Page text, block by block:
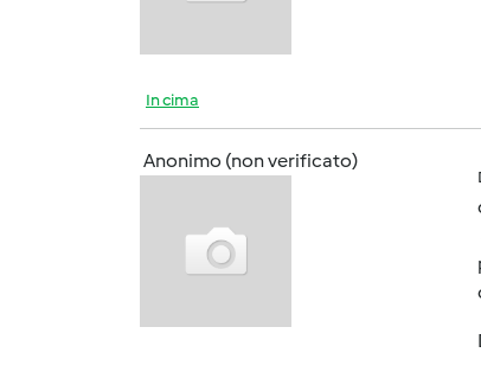
In cima
Anonimo (non verificato)